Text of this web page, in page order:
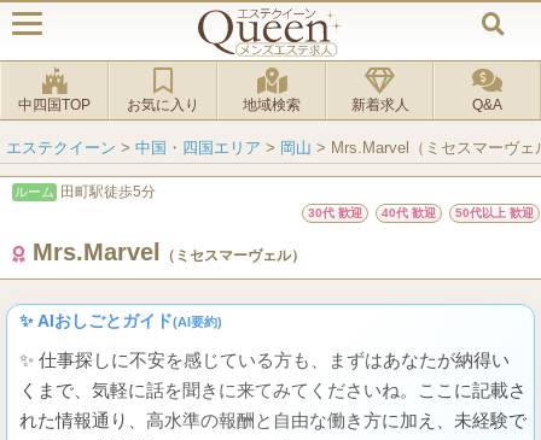
中四国TOP お気に入り 地域検索 新着求人 Q&A
エステクイーン > 中国・四国エリア > 岡山 > Mrs.Marvel（ミセスマーヴェ
ルーム 田町駅徒歩5分
30代 歓迎 40代 歓迎 50代以上 歓迎
Mrs.Marvel （ミセスマーヴェル）
✨ AIおしごとガイド(AI要約)
✨ 仕事探しに不安を感じている方も、まずはあなたが納得い
くまで、気軽に話を聞きに来てみてくださいね。ここに記載さ
れた情報通り、高水準の報酬と自由な働き方に加え、未経験で